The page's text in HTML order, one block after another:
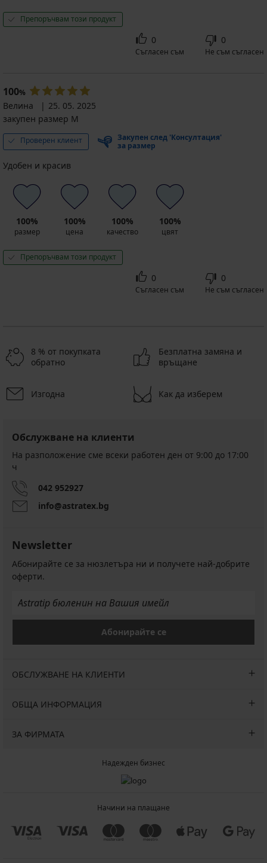
Препоръчвам този продукт
0
Съгласен съм
0
Не съм съгласен
100%
Велина
25. 05. 2025
закупен размер M
Проверен клиент
Закупен след 'Консултация'
за размер
Удобен и красив
100%
размер
100%
цена
100%
качество
100%
цвят
Препоръчвам този продукт
0
Съгласен съм
0
Не съм съгласен
8 % от покупката
обратно
Безплатна замяна и
връщане
Изгодна Как да изберем
Обслужване на клиенти
На разположение сме всеки работен ден от 9:00 до 17:00
ч
042 952927
info@astratex.bg
Newsletter
Абонирайте се за нюзлетъра ни и получете най-добрите
оферти.
Абонирайте се
ОБСЛУЖВАНЕ НА КЛИЕНТИ
ОБЩА ИНФОРМАЦИЯ
ЗА ФИРМАТА
Надежден бизнес
Начини на плащане